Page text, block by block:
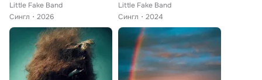
Little Fake Band
Сингл
2026
Little Fake Band
Сингл
2024